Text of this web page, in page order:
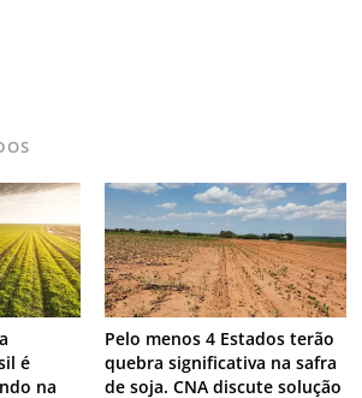
é
na
Pelo menos 4 Estados terão
quebra significativa na safra
de soja. CNA discute solução